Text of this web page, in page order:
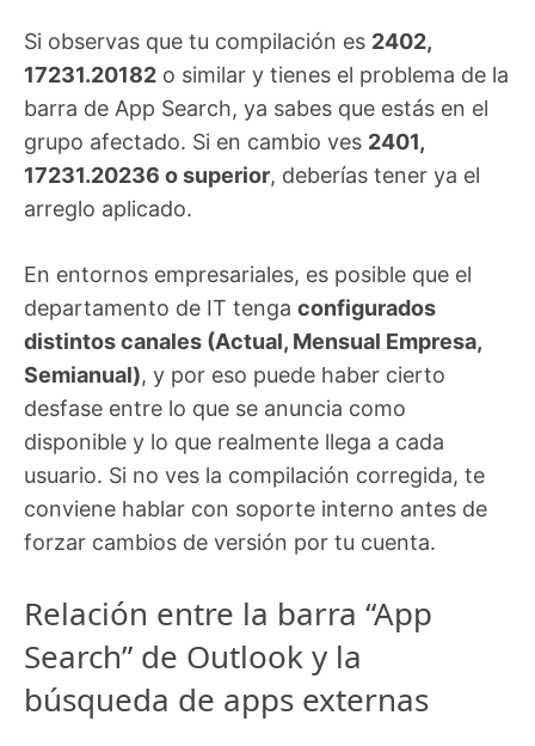
Si observas que tu compilación es 2402,
17231.20182 o similar y tienes el problema de la
barra de App Search, ya sabes que estás en el
grupo afectado. Si en cambio ves 2401,
17231.20236 o superior, deberías tener ya el
arreglo aplicado.
En entornos empresariales, es posible que el
departamento de IT tenga configurados
distintos canales (Actual, Mensual Empresa,
Semianual), y por eso puede haber cierto
desfase entre lo que se anuncia como
disponible y lo que realmente llega a cada
usuario. Si no ves la compilación corregida, te
conviene hablar con soporte interno antes de
forzar cambios de versión por tu cuenta.
Relación entre la barra “App
Search” de Outlook y la
búsqueda de apps externas